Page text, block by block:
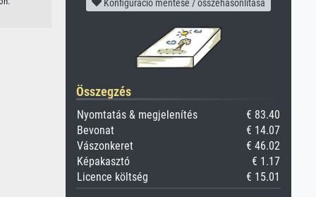
Konfiguráció mentése / összehasonlítása
Összegzés
Nyomtatás & megjelenítés
€ 83.40
Bevonat
€ 14.07
Vászonkeret
€ 46.02
Képakasztó
€ 1.17
Licence költség
€ 15.01